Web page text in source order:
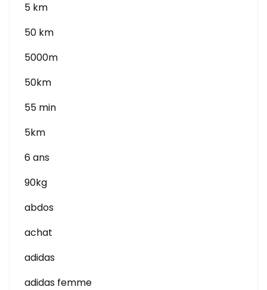
5 km
50 km
5000m
50km
55 min
5km
6 ans
90kg
abdos
achat
adidas
adidas femme